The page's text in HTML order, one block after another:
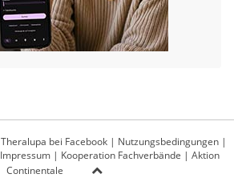
Theralupa bei Facebook | Nutzungsbedingungen |
Impressum| Kooperation Fachverbände | Aktion
Continentale